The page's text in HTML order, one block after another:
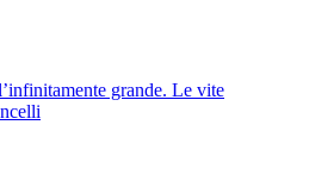
grande. Le vite